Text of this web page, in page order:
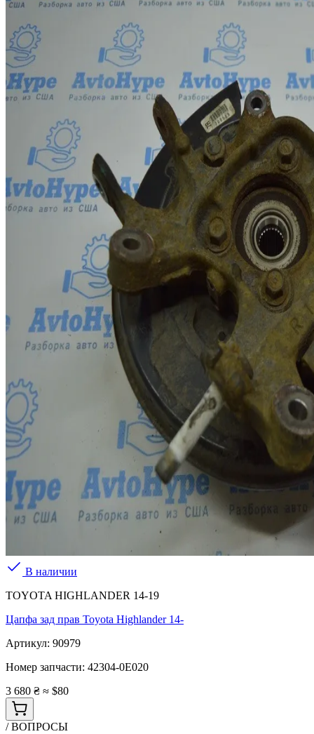
В наличии
TOYOTA HIGHLANDER 14-19
Цапфа зад прав Toyota Highlander 14-
Артикул: 90979
Номер запчасти: 42304-0E020
3 680 ₴ ≈ $80
/ ВОПРОСЫ